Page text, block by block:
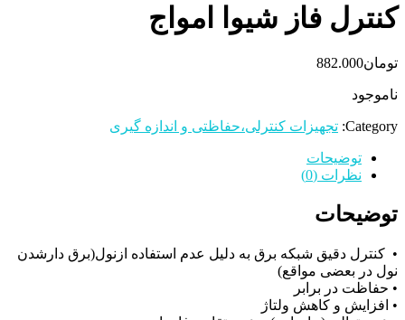
کنترل فاز شیوا امواج
تومان882.000
ناموجود
Category: تجهیزات کنترلی،حفاظتی و اندازه گیری
توضیحات
نظرات (0)
توضیحات
• کنترل دقیق شبکه برق به دلیل عدم استفاده ازنول(برق دارشدن
نول در بعضی مواقع)
• حفاظت در برابر
• افزایش و کاهش ولتاژ